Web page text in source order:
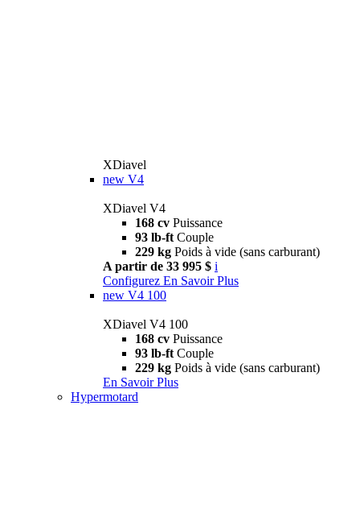
XDiavel
new V4
XDiavel V4
168 cv Puissance
93 lb-ft Couple
229 kg Poids à vide (sans carburant)
A partir de 33 995 $ i
Configurez En Savoir Plus
new V4 100
XDiavel V4 100
168 cv Puissance
93 lb-ft Couple
229 kg Poids à vide (sans carburant)
En Savoir Plus
Hypermotard